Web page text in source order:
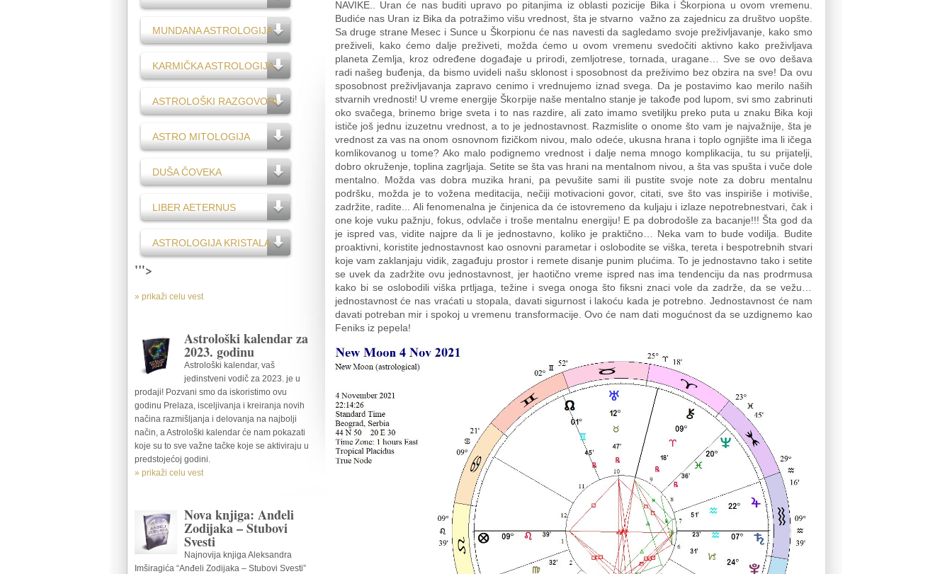
MUNDANA ASTROLOGIJA
KARMIČKA ASTROLOGIJA
ASTROLOŠKI RAZGOVORI
ASTRO MITOLOGIJA
DUŠA ČOVEKA
LIBER AETERNUS
ASTROLOGIJA KRISTALA
'">
» prikaži celu vest
Astrološki kalendar za
2023. godinu
Astrološki kalendar, vaš
jedinstveni vodič za 2023. je u
prodaji! Pozvani smo da iskoristimo ovu
godinu Prelaza, isceljivanja i kreiranja novih
načina razmišljanja i delovanja na najbolji
način, a Astrološki kalendar će nam pokazati
koje su to sve važne tačke koje se aktiviraju u
predstojećoj godini.
» prikaži celu vest
Nova knjiga: Anđeli
Zodijaka – Stubovi
Svesti
Najnovija knjiga Aleksandra
Imširagića “Anđeli Zodijaka – Stubovi Svesti”
NAVIKE.. Uran će nas buditi upravo po pitanjima iz oblasti pozicije Bika i Škorpiona u ovom vremenu.
Budiće nas Uran iz Bika da potražimo višu vrednost, šta je stvarno važno za zajednicu za društvo uopšte.
Sa druge strane Mesec i Sunce u Škorpionu će nas navesti da sagledamo svoje preživljavanje, kako smo
preživeli, kako ćemo dalje preživeti, možda ćemo u ovom vremenu svedočiti aktivno kako preživljava
planeta Zemlja, kroz određene događaje u prirodi, zemljotrese, tornada, uragane… Sve se ovo dešava
radi našeg buđenja, da bismo uvideli našu sklonost i sposobnost da preživimo bez obzira na sve! Da ovu
sposobnost preživljavanja zapravo cenimo i vrednujemo iznad svega. Da je postavimo kao merilo naših
stvarnih vrednosti! U vreme energije Škorpije naše mentalno stanje je takođe pod lupom, svi smo zabrinuti
oko svačega, brinemo brige sveta i to nas razdire, ali zato imamo svetiljku preko puta u znaku Bika koji
ističe još jednu izuzetnu vrednost, a to je jednostavnost. Razmislite o onome što vam je najvažnije, šta je
vrednost za vas na onom osnovnom fizičkom nivou, malo odeće, ukusna hrana i toplo ognjište ima li ičega
komlikovanog u tome? Ako malo podignemo vrednost i dalje nema mnogo komplikacija, tu su prijatelji,
dobro okruženje, toplina zagrljaja. Setite se šta vas hrani na mentalnom nivou, a šta vas spušta i vuče dole
mentalno. Možda vas dobra muzika hrani, pa pevušite sami ili pustite svoje note za dobru mentalnu
podršku, možda je to vožena meditacija, nečiji motivacioni govor, citati, sve što vas inspiriše i motiviše,
zadržite, radite... Ali fenomenalna je činjenica da će istovremeno da kuljaju i izlaze nepotrebnestvari, čak i
one koje vuku pažnju, fokus, odvlače i troše mentalnu energiju! E pa dobrodošle za bacanje!!! Šta god da
je ispred vas, vidite najpre da li je jednostavno, koliko je praktično… Neka vam to bude vodilja. Budite
proaktivni, koristite jednostavnost kao osnovni parametar i oslobodite se viška, tereta i bespotrebnih stvari
koje vam zaklanjaju vidik, zagađuju prostor i remete disanje punim plućima. To je jednostavno tako i setite
se uvek da zadržite ovu jednostavnost, jer haotično vreme ispred nas ima tendenciju da nas prodrmusa
kako bi se oslobodili viška prtljaga, težine i svega onoga što fiksni znaci vole da zadrže, da se vežu…
jednostavnost će nas vraćati u stopala, davati sigurnost i lakoću kada je potrebno. Jednostavnost će nam
davati potreban mir i spokoj u vremenu transformacije. Ovo će nam dati mogućnost da se uzdignemo kao
Feniks iz pepela!